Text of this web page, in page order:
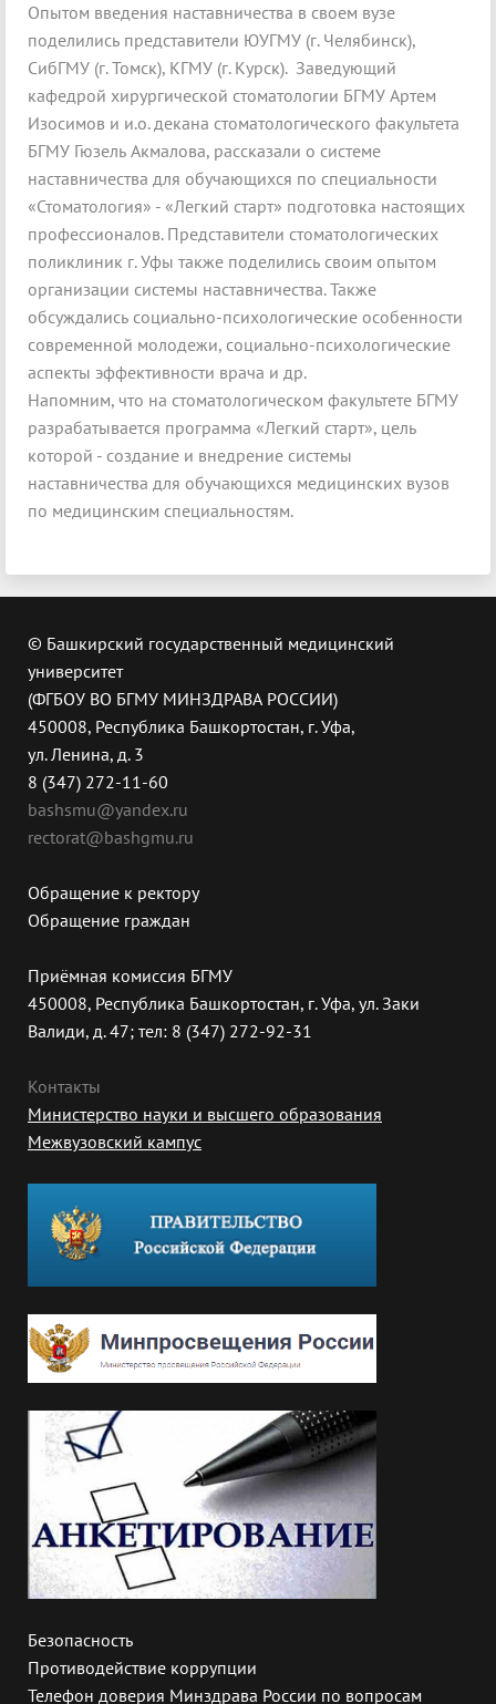
Опытом введения наставничества в своем вузе
поделились представители ЮУГМУ (г. Челябинск),
СибГМУ (г. Томск), КГМУ (г. Курск). Заведующий
кафедрой хирургической стоматологии БГМУ Артем
Изосимов и и.о. декана стоматологического факультета
БГМУ Гюзель Акмалова, рассказали о системе
наставничества для обучающихся по специальности
«Стоматология» - «Легкий старт» подготовка настоящих
профессионалов. Представители стоматологических
поликлиник г. Уфы также поделились своим опытом
организации системы наставничества. Также
обсуждались социально-психологические особенности
современной молодежи, социально-психологические
аспекты эффективности врача и др.
Напомним, что на стоматологическом факультете БГМУ
разрабатывается программа «Легкий старт», цель
которой - создание и внедрение системы
наставничества для обучающихся медицинских вузов
по медицинским специальностям.
© Башкирский государственный медицинский
университет
(ФГБОУ ВО БГМУ МИНЗДРАВА РОССИИ)
450008, Республика Башкортостан, г. Уфа,
ул. Ленина, д. 3
8 (347) 272-11-60
bashsmu@yandex.ru
rectorat@bashgmu.ru
Обращение к ректору
Обращение граждан
Приёмная комиссия БГМУ
450008, Республика Башкортостан, г. Уфа, ул. Заки
Валиди, д. 47; тел: 8 (347) 272-92-31
Контакты
Министерство науки и высшего образования
Межвузовский кампус
Безопасность
Противодействие коррупции
Телефон доверия Минздрава России по вопросам